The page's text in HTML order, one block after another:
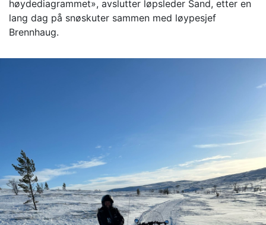
høydediagrammet», avslutter løpsleder Sand, etter en
lang dag på snøskuter sammen med løypesjef
Brennhaug.